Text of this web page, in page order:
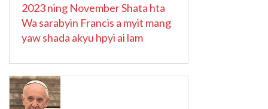
2023 ning November Shata hta
Wa sarabyin Francis a myit mang
yaw shada akyu hpyi ai lam